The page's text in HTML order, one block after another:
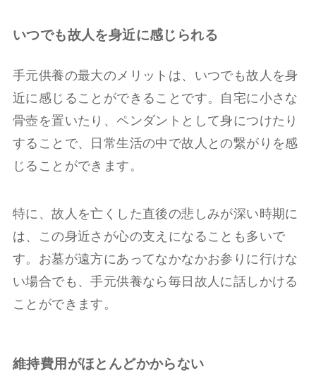
いつでも故人を身近に感じられる
手元供養の最大のメリットは、いつでも故人を身
近に感じることができることです。自宅に小さな
骨壺を置いたり、ペンダントとして身につけたり
することで、日常生活の中で故人との繋がりを感
じることができます。
特に、故人を亡くした直後の悲しみが深い時期に
は、この身近さが心の支えになることも多いで
す。お墓が遠方にあってなかなかお参りに行けな
い場合でも、手元供養なら毎日故人に話しかける
ことができます。
維持費用がほとんどかからない